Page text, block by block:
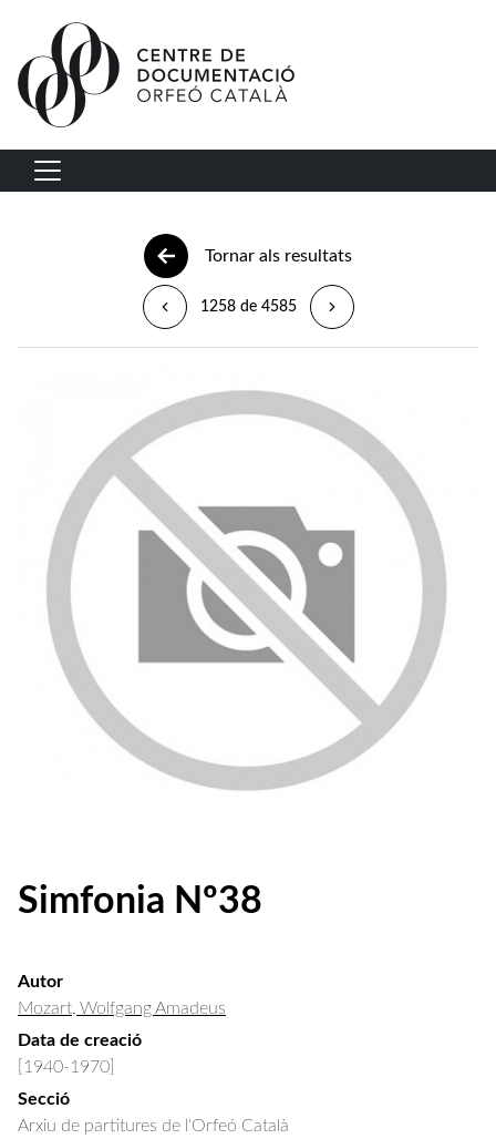
Vés al contingut
Navegació principal
Tornar als resultats
1258 de 4585
Simfonia Nº38
Autor
Mozart, Wolfgang Amadeus
Data de creació
[1940-1970]
Secció
Arxiu de partitures de l'Orfeó Català